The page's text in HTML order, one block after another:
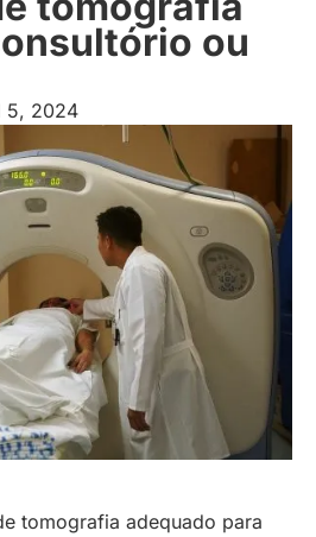
ou
5, 2024
tomografia adequado para